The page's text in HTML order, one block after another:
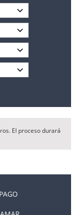
El proceso durará